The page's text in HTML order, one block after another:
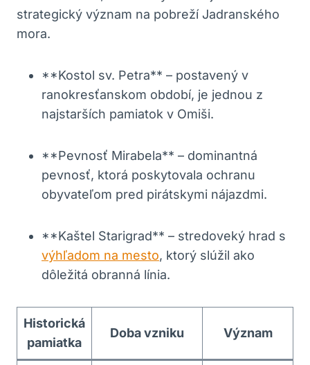
strategický význam na pobreží Jadranského
mora.
**Kostol sv. Petra** – postavený v
ranokresťanskom období, je jednou z
najstarších pamiatok v Omiši.
**Pevnosť Mirabela** – dominantná
pevnosť, ktorá poskytovala ochranu
obyvateľom pred pirátskymi nájazdmi.
**Kaštel Starigrad** – stredoveký hrad s
výhľadom na mesto, ktorý slúžil ako
dôležitá obranná línia.
Historická
pamiatka
Doba vzniku Význam